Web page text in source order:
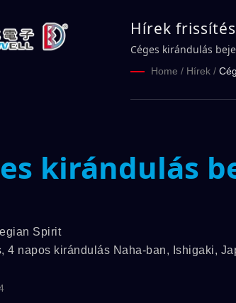
Hírek
DAILYWELL
Céges kirándulás
Home / Hírek /
kirándulás
Spirit
4 napos kirándulás Naha-ban, Ishigaki,